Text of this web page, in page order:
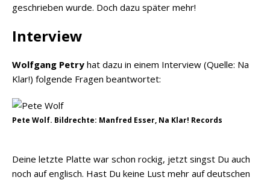
geschrieben wurde. Doch dazu später mehr!
Interview
Wolfgang Petry hat dazu in einem Interview (Quelle: Na
Klar!) folgende Fragen beantwortet:
Pete Wolf. Bildrechte: Manfred Esser, Na Klar! Records
Deine letzte Platte war schon rockig, jetzt singst Du auch
noch auf englisch. Hast Du keine Lust mehr auf deutschen